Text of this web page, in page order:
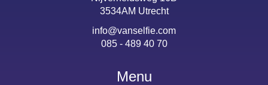
3534AM Utrecht
info@vanselfie.com
085 - 489 40 70
Menu